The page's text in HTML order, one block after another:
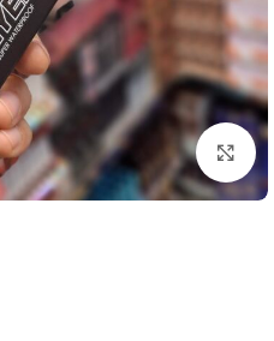
بزرگنمایی تصویر